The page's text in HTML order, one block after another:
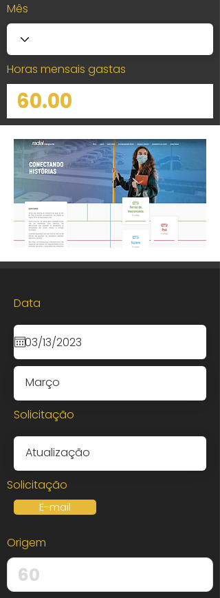
Mês
Horas mensais gastas
Data
Solicitação
Solicitação
E-mail
Origem